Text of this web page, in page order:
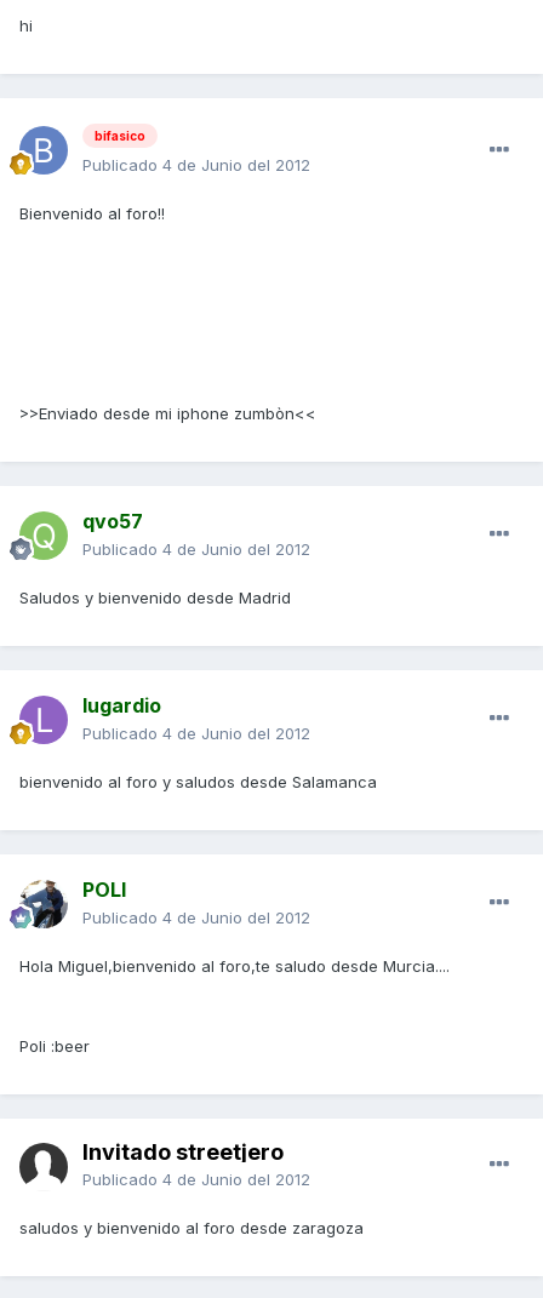
hi
bifasico
Publicado 4 de Junio del 2012
Bienvenido al foro!!
>>Enviado desde mi iphone zumbòn<<
qvo57
Publicado 4 de Junio del 2012
Saludos y bienvenido desde Madrid
lugardio
Publicado 4 de Junio del 2012
bienvenido al foro y saludos desde Salamanca
POLI
Publicado 4 de Junio del 2012
Hola Miguel,bienvenido al foro,te saludo desde Murcia....
Poli :beer
Invitado streetjero
Publicado 4 de Junio del 2012
saludos y bienvenido al foro desde zaragoza